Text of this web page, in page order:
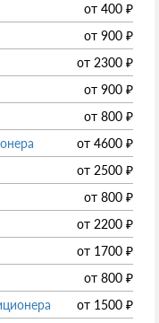
от 400 ₽
от 900 ₽
от 2300 ₽
от 900 ₽
от 800 ₽
от 4600 ₽
от 2500 ₽
от 800 ₽
от 2200 ₽
от 1700 ₽
от 800 ₽
от 1500 ₽